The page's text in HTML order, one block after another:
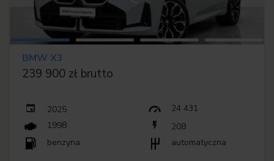
BMW X3
239 900 zł brutto
2025
24 431
1998
208
benzyna
automatyczna